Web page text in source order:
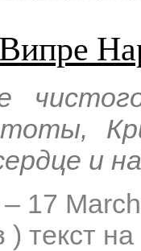
и
– 17
) текст